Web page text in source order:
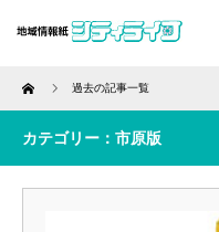
Home 過去の記事一覧
カテゴリー：市原版